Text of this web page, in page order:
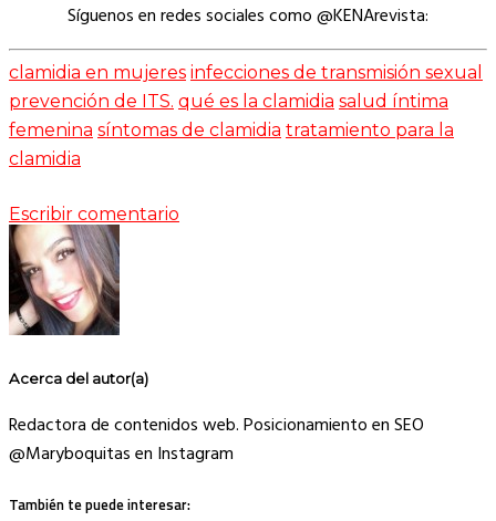
Síguenos en redes sociales como @KENArevista:
clamidia en mujeres infecciones de transmisión sexual
prevención de ITS. qué es la clamidia salud íntima
femenina síntomas de clamidia tratamiento para la
clamidia
Escribir comentario
Acerca del autor(a)
Redactora de contenidos web. Posicionamiento en SEO
@Maryboquitas en Instagram
También te puede interesar: